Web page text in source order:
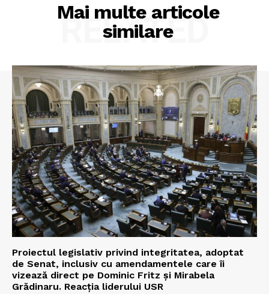
Mai multe articole
similare
RELATED
Proiectul legislativ privind integritatea, adoptat
de Senat, inclusiv cu amendamentele care îi
vizează direct pe Dominic Fritz și Mirabela
Grădinaru. Reacția liderului USR